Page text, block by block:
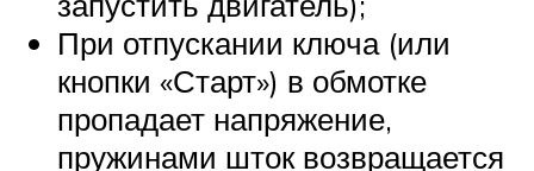
При отпускании ключа (или
кнопки «Старт») в обмотке
пропадает напряжение,
пружинами шток возвращается